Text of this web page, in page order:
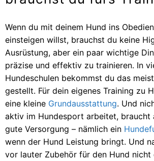
Wenn du mit deinem Hund ins
einsteigen willst, brauchst du keine
Ausrüstung, aber ein paar wichtige
präzise und effektiv zu trainieren. In
Hundeschulen bekommst du das
gestellt. Für dein eigenes Training zu
eine kleine Grundausstattung. Und
aktiv im Hundesport arbeitet, braucht
gute Versorgung – nämlich ein
wenn der Hund Leistung bringt. Und
vor lauter Zubehör für den Hund nicht